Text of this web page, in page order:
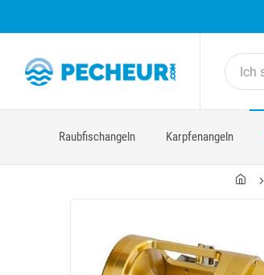
Raubfischangeln Karpfenangeln